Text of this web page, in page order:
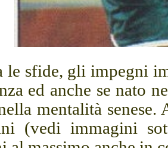
le sfide, gli impegni
ed anche se nato
mentalità
(vedi immagini